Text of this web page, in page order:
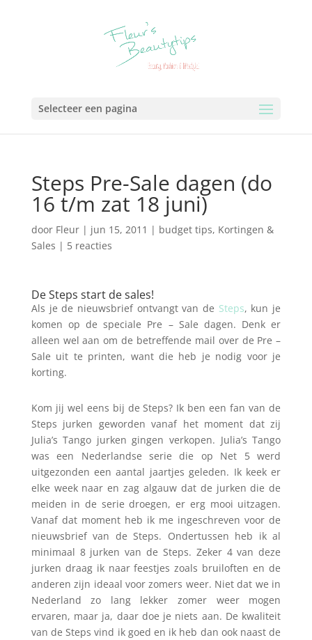
Selecteer een pagina
Steps Pre-Sale dagen (do
16 t/m zat 18 juni)
door Fleur| jun 15, 2011 | budget tips, Kortingen &
Sales | 5 reacties
De Steps start de sales!
Als je de nieuwsbrief ontvangt van de Steps, kun je
komen op de speciale Pre – Sale dagen. Denk er
alleen wel aan om de betreffende mail over de Pre –
Sale uit te printen, want die heb je nodig voor je
korting.
Kom jij wel eens bij de Steps? Ik ben een fan van de
Steps jurken geworden vanaf het moment dat zij
Julia’s Tango jurken gingen verkopen. Julia’s Tango
was een Nederlandse serie die op Net 5 werd
uitgezonden een aantal jaartjes geleden. Ik keek er
elke week naar en zag algauw dat de jurken die de
meiden in de serie droegen, er erg mooi uitzagen.
Vanaf dat moment heb ik me ingeschreven voor de
nieuwsbrief van de Steps. Ondertussen heb ik al
minimaal 8 jurken van de Steps. Zeker 4 van deze
jurken draag ik naar feestjes zoals bruiloften en de
anderen zijn ideaal voor zomers weer. Niet dat we in
Nederland zo lang lekker zomer weer mogen
ervaren, maar ja, daar doe je niets aan. De kwaliteit
van de Steps vind ik goed en ik heb dan ook naast de